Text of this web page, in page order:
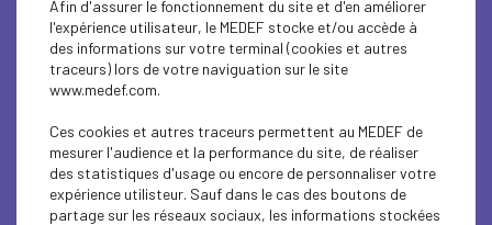
SUSTAINABLE DEVELOPMENT
SUSTAINABLE DEVELOPMENT
INTERNATIONAL - EUROPE
SUSTAINABLE DEVELOPMENT
Afin d'assurer le fonctionnement du site et d'en améliorer
l'expérience utilisateur, le MEDEF stocke et/ou accède à
des informations sur votre terminal (cookies et autres
traceurs) lors de votre naviguation sur le site
www.medef.com.
Ces cookies et autres traceurs permettent au MEDEF de
mesurer l'audience et la performance du site, de réaliser
des statistiques d'usage ou encore de personnaliser votre
expérience utilisteur. Sauf dans le cas des boutons de
partage sur les réseaux sociaux, les informations stockées